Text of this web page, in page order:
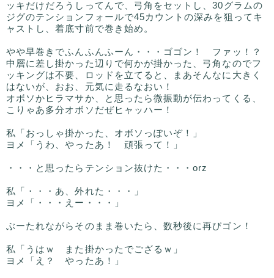
ッキだけだろうしってんで、弓角をセットし、30グラムの
ジグのテンションフォールで45カウントの深みを狙ってキ
ャストし、着底寸前で巻き始め。
やや早巻きでふんふんふーん・・・ゴゴン！ ファッ！？
中層に差し掛かった辺りで何かが掛かった、弓角なのでフ
ッキングは不要、ロッドを立てると、まあそんなに大きく
はないが、おお、元気に走るなおい！
オボソかヒラマサか、と思ったら微振動が伝わってくる、
こりゃあ多分オボソだぜヒャッハー！
私「おっしゃ掛かった、オボソっぽいぞ！」
ヨメ「うわ、やったあ！ 頑張って！」
・・・と思ったらテンション抜けた・・・orz
私「・・・あ、外れた・・・」
ヨメ「・・・えー・・・」
ぶーたれながらそのまま巻いたら、数秒後に再びゴン！
私「うはｗ また掛かったでござるｗ」
ヨメ「え？ やったあ！」